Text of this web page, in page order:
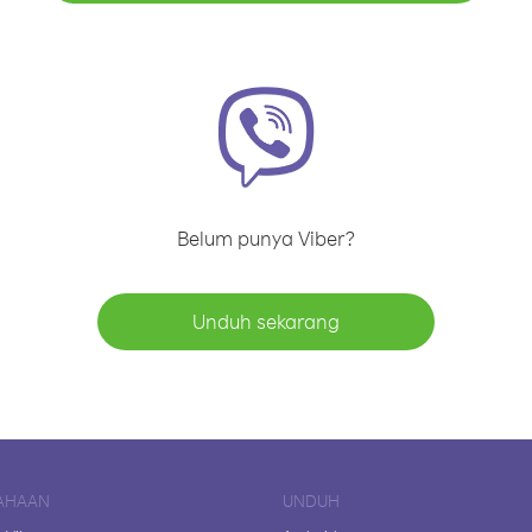
Belum punya Viber?
Unduh sekarang
UNDUH